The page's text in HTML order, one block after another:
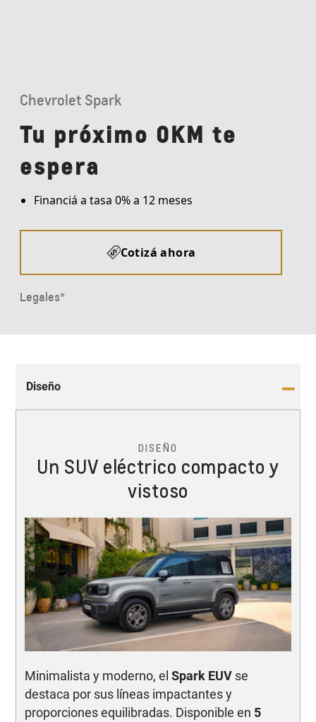
Diseño
DISEÑO
Un SUV eléctrico compacto y
vistoso
Minimalista y moderno, el Spark EUV se
destaca por sus líneas impactantes y
proporciones equilibradas. Disponible en 5